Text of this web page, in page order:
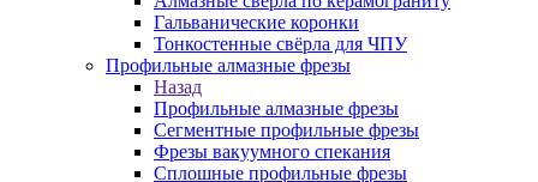
Гальванические коронки
Тонкостенные свёрла для ЧПУ
Профильные алмазные фрезы
Назад
Профильные алмазные фрезы
Сегментные профильные фрезы
Фрезы вакуумного спекания
Сплошные профильные фрезы